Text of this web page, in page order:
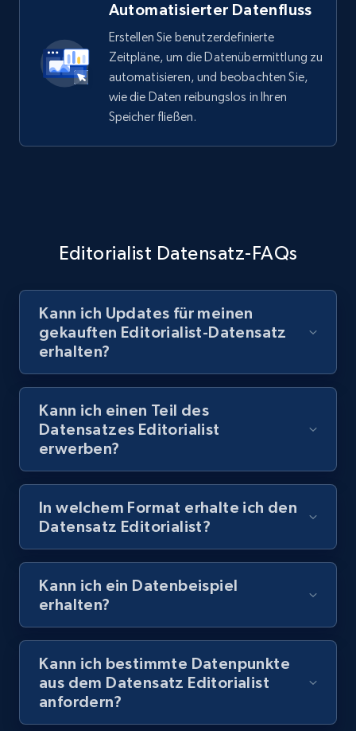
Automatisierter Datenfluss
Erstellen Sie benutzerdefinierte
Zeitpläne, um die Datenübermittlung zu
automatisieren, und beobachten Sie,
wie die Daten reibungslos in Ihren
Speicher fließen.
Editorialist Datensatz-FAQs
Kann ich Updates für meinen
gekauften Editorialist-Datensatz
erhalten?
Kann ich einen Teil des
Datensatzes Editorialist
erwerben?
In welchem Format erhalte ich den
Datensatz Editorialist?
Kann ich ein Datenbeispiel
erhalten?
Kann ich bestimmte Datenpunkte
aus dem Datensatz Editorialist
anfordern?